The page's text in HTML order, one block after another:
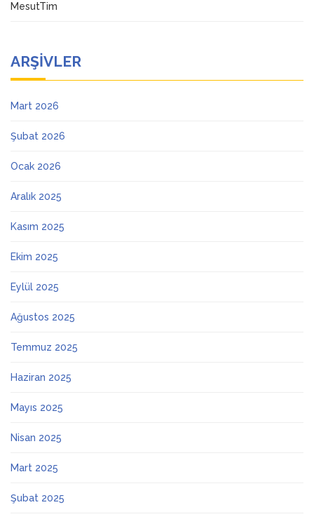
MesutTim
ARŞIVLER
Mart 2026
Şubat 2026
Ocak 2026
Aralık 2025
Kasım 2025
Ekim 2025
Eylül 2025
Ağustos 2025
Temmuz 2025
Haziran 2025
Mayıs 2025
Nisan 2025
Mart 2025
Şubat 2025